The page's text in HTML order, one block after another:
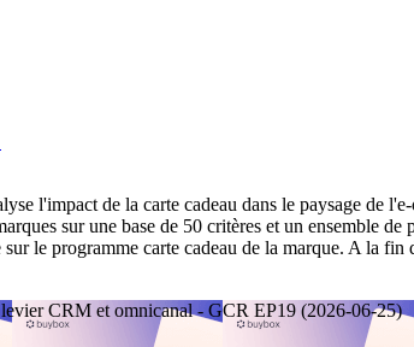
l'impact de la carte cadeau dans le paysage de
sur une base de 50 critères et un ensemble
le programme carte cadeau de la marque. A la
CRM et omnicanal - GCR EP19 (2026-06-25)